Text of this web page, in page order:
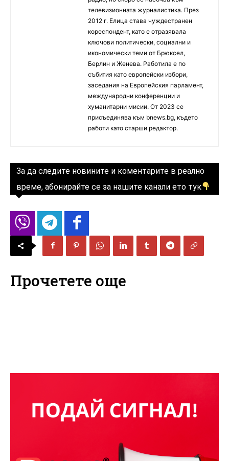
телевизионната журналистика. През
2012 г. Елица става чуждестранен
кореспондент, като е отразявала
ключови политически, социални и
икономически теми от Брюксел,
Берлин и Женева. Работила е по
събития като европейски избори,
заседания на Европейския парламент,
международни конференции и
хуманитарни мисии. От 2023 се
присъединява към bnews.bg, където
работи като старши редактор.
За да следите новините и коментарите в реално
време, абонирайте се за нашите канали ето тук
Прочетете още